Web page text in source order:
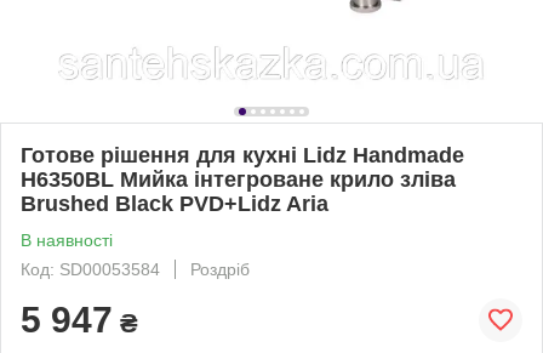
Готове рішення для кухні Lidz Handmade
H6350BL Мийка інтегроване крило зліва
Brushed Black PVD+Lidz Aria
В наявності
Код: SD00053584
Роздріб
5 947 ₴